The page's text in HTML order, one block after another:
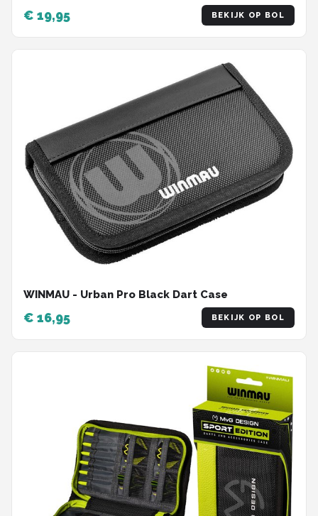
€ 19,95 BEKIJK OP BOL
WINMAU - Urban Pro Black Dart Case
€ 16,95 BEKIJK OP BOL